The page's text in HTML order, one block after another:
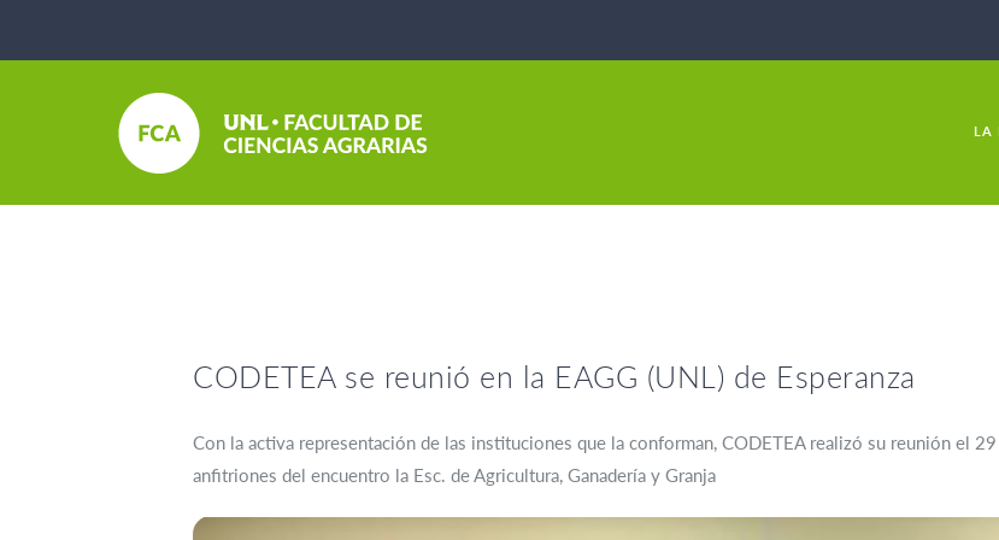
LA
CODETEA se reunió en la EAGG (UNL) de Esperanza
Con la activa representación de las instituciones que la conforman, CODETEA realizó su reunión el
anfitriones del encuentro la Esc. de Agricultura, Ganadería y Granja